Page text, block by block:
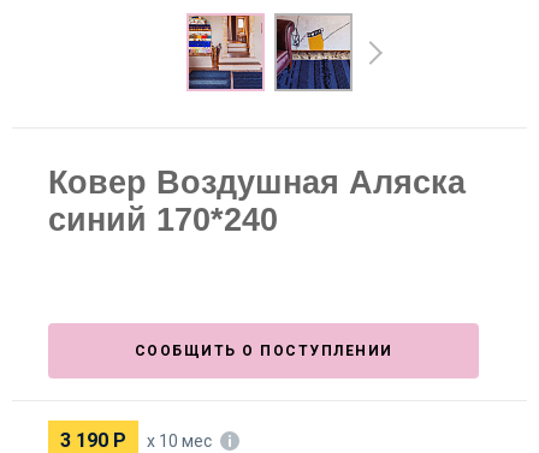
Ковер Воздушная Аляска
синий 170*240
СООБЩИТЬ О ПОСТУПЛЕНИИ
3 190 Р х 10 мес